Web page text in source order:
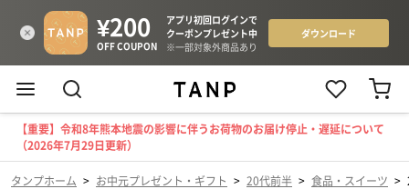
【重要】令和8年熊本地震の影響に伴うお荷物のお届け停止・遅延について
（2026年7月29日更新）
タンプホーム > お中元プレゼント・ギフト > 20代前半 > 食品・スイーツ >